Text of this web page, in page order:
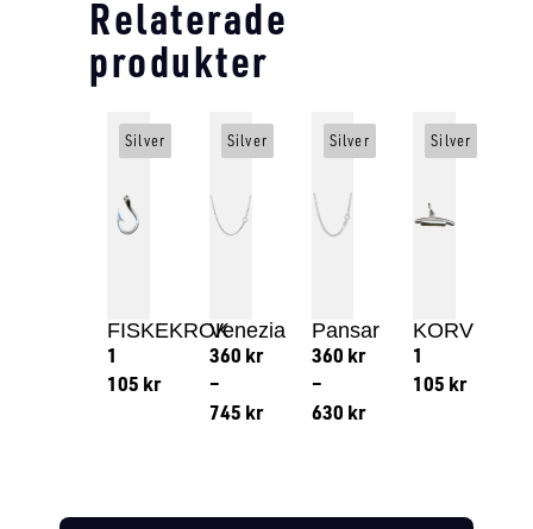
Relaterade
produkter
FISKEKROK
1
105 kr
Silver
Venezia
360 kr
–
745 kr
Silver
Pansar
360 kr
–
630 kr
Silver
KORV
1
105 kr
Silver